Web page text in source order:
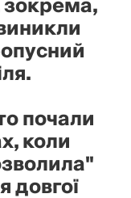
почали
коли
довгої